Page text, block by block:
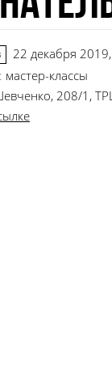
22 декабря
мастер-классы
208/1,